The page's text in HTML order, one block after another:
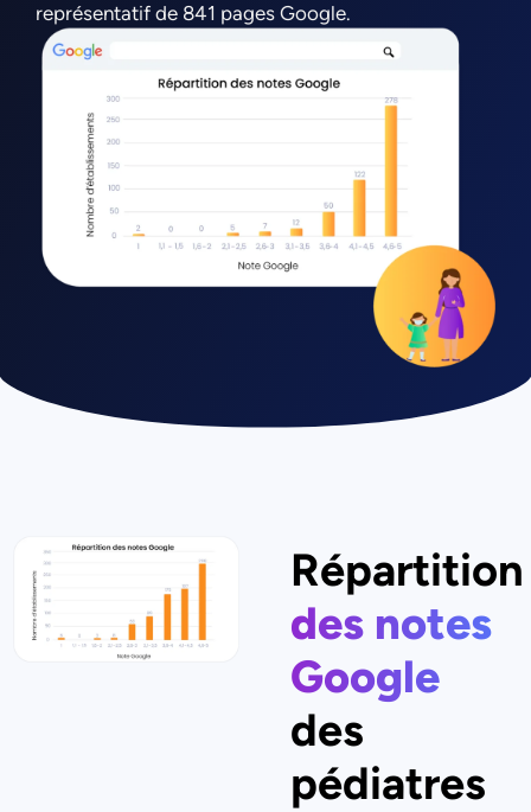
représentatif de 841 pages Google.
Répartition
des notes
Google
des
pédiatres